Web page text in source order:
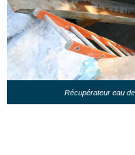
Récupérateur eau